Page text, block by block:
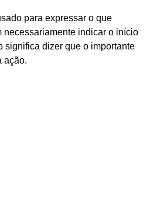
para expressar o que
necessariamente indicar o início
significa dizer que o importante
ação.